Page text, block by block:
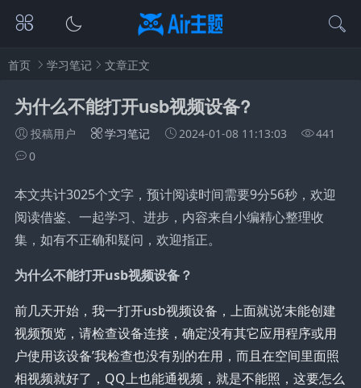
首页 学习笔记 文章正文
为什么不能打开usb视频设备?
投稿用户 学习笔记 2024-01-08 11:13:03
441
0
本文共计3025个文字，预计阅读时间需要9分56秒，欢迎
阅读借鉴、一起学习、进步，内容来自小编精心整理收
集，如有不正确和疑问，欢迎指正。
为什么不能打开usb视频设备？
前几天开始，我一打开usb视频设备，上面就说‘未能创建
视频预览，请检查设备连接，确定没有其它应用程序或用
户使用该设备’我检查也没有别的在用，而且在空间里面照
相视频就好了，QQ上也能通视频，就是不能照，这要怎么